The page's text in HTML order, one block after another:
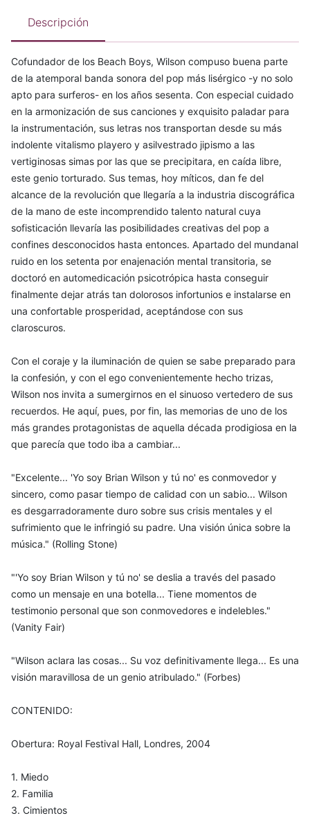
Descripción
Cofundador de los Beach Boys, Wilson compuso buena parte
de la atemporal banda sonora del pop más lisérgico -y no solo
apto para surferos- en los años sesenta. Con especial cuidado
en la armonización de sus canciones y exquisito paladar para
la instrumentación, sus letras nos transportan desde su más
indolente vitalismo playero y asilvestrado jipismo a las
vertiginosas simas por las que se precipitara, en caída libre,
este genio torturado. Sus temas, hoy míticos, dan fe del
alcance de la revolución que llegaría a la industria discográfica
de la mano de este incomprendido talento natural cuya
sofisticación llevaría las posibilidades creativas del pop a
confines desconocidos hasta entonces. Apartado del mundanal
ruido en los setenta por enajenación mental transitoria, se
doctoró en automedicación psicotrópica hasta conseguir
finalmente dejar atrás tan dolorosos infortunios e instalarse en
una confortable prosperidad, aceptándose con sus
claroscuros.
Con el coraje y la iluminación de quien se sabe preparado para
la confesión, y con el ego convenientemente hecho trizas,
Wilson nos invita a sumergirnos en el sinuoso vertedero de sus
recuerdos. He aquí, pues, por fin, las memorias de uno de los
más grandes protagonistas de aquella década prodigiosa en la
que parecía que todo iba a cambiar...
"Excelente... 'Yo soy Brian Wilson y tú no' es conmovedor y
sincero, como pasar tiempo de calidad con un sabio... Wilson
es desgarradoramente duro sobre sus crisis mentales y el
sufrimiento que le infringió su padre. Una visión única sobre la
música." (Rolling Stone)
"'Yo soy Brian Wilson y tú no' se deslia a través del pasado
como un mensaje en una botella... Tiene momentos de
testimonio personal que son conmovedores e indelebles."
(Vanity Fair)
"Wilson aclara las cosas... Su voz definitivamente llega... Es una
visión maravillosa de un genio atribulado." (Forbes)
CONTENIDO:
Obertura: Royal Festival Hall, Londres, 2004
1. Miedo
2. Familia
3. Cimientos